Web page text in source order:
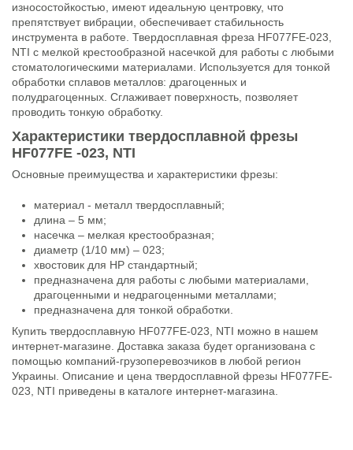
износостойкостью, имеют идеальную центровку, что
препятствует вибрации, обеспечивает стабильность
инструмента в работе. Твердосплавная фреза HF077FE-023,
NTI с мелкой крестообразной насечкой для работы с любыми
стоматологическими материалами. Используется для тонкой
обработки сплавов металлов: драгоценных и
полудрагоценных. Сглаживает поверхность, позволяет
проводить тонкую обработку.
Характеристики твердосплавной фрезы
HF077FE -023, NTI
Основные преимущества и характеристики фрезы:
материал - металл твердосплавный;
длина – 5 мм;
насечка – мелкая крестообразная;
диаметр (1/10 мм) – 023;
хвостовик для НР стандартный;
предназначена для работы с любыми материалами,
драгоценными и недрагоценными металлами;
предназначена для тонкой обработки.
Купить твердосплавную HF077FE-023, NTI можно в нашем
интернет-магазине. Доставка заказа будет организована с
помощью компаний-грузоперевозчиков в любой регион
Украины. Описание и цена твердосплавной фрезы HF077FE-
023, NTI приведены в каталоге интернет-магазина.